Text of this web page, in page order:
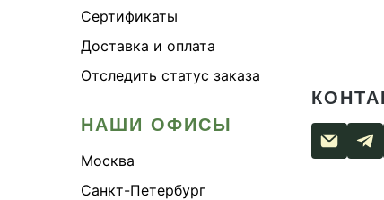
Сертификаты
Доставка и оплата
Отследить статус заказа
НАШИ ОФИСЫ
Москва
Санкт-Петербург